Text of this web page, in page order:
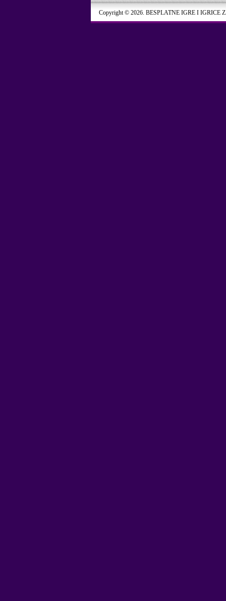
Copyright © 2026. BESPLATNE IGRE I IGRICE